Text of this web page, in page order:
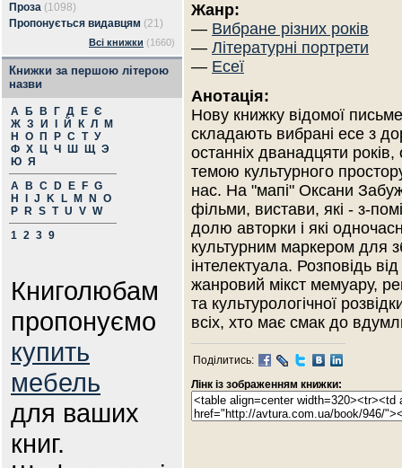
Проза (1098)
Пропонується видавцям (21)
Всі книжки (1660)
Книжки за першою літерою
назви
А Б В Г Д Е Є
Ж З И Й К Л
М
Н
О П Р С Т У
Ф Х Ц Ч Ш Щ Э
Ю Я
A
B C D E F G
H
J K L M N
O
P
R S T U V W
1 2 3 9
Книголюбам
пропонуємо
купить
мебель
для ваших
книг.
Жанр:
— Вибране різних років
— Літературні портрети
— Есеї
Анотація:
Нову книжку відомої
складають вибрані есе з
останніх дванадцяти років,
темою культурного
нас. На "мапі" Оксани
фільми, вистави, які - з-
долю авторки і які
культурним маркером для
інтелектуала. Розповідь
жанровий мікст мемуару,
та культурологічної
всіх, хто має смак до
Поділитись:
Лінк із зображенням книжки: